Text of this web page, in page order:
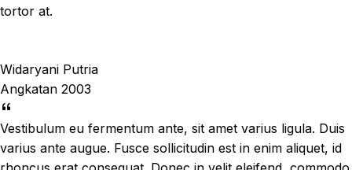
tortor at.
Widaryani Putria
Angkatan 2003
Vestibulum eu fermentum ante, sit amet varius ligula. Duis
varius ante augue. Fusce sollicitudin est in enim aliquet, id